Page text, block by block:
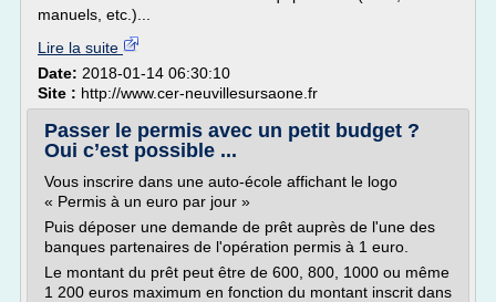
manuels, etc.)...
Lire la suite
Date: 2018-01-14 06:30:10
Site : http://www.cer-neuvillesursaone.fr
Passer le permis avec un petit budget ?
Oui c’est possible ...
Vous inscrire dans une auto-école affichant le logo
« Permis à un euro par jour »
Puis déposer une demande de prêt auprès de l'une des
banques partenaires de l'opération permis à 1 euro.
Le montant du prêt peut être de 600, 800, 1000 ou même
1 200 euros maximum en fonction du montant inscrit dans